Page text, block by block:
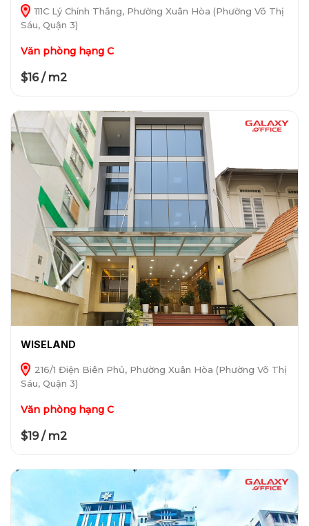
111C Lý Chính Thắng, Phường Xuân Hòa (Phường Võ Thị
Sáu, Quận 3)
Văn phòng hạng C
$16 / m2
WISELAND
216/1 Điện Biên Phủ, Phường Xuân Hòa (Phường Võ Thị
Sáu, Quận 3)
Văn phòng hạng C
$19 / m2